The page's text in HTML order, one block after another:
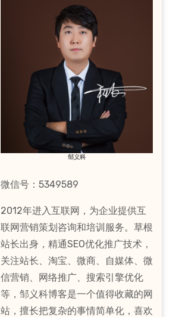
邹义科
微信号：5349589
2012年进入互联网，为企业提供互
联网营销策划咨询和培训服务。草根
站长出身，精通SEO优化推广技术，
关注站长、淘宝、微商、自媒体、微
信营销、网络推广、搜索引擎优化
等，邹义科博客是一个值得收藏的网
站，擅长把复杂的事情简单化，喜欢